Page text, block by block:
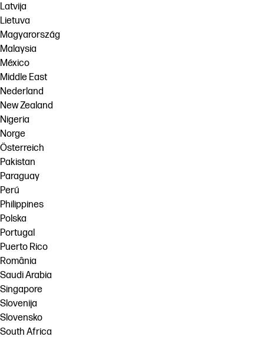
Latvija
Lietuva
Magyarország
Malaysia
México
Middle East
Nederland
New Zealand
Nigeria
Norge
Österreich
Pakistan
Paraguay
Perú
Philippines
Polska
Portugal
Puerto Rico
România
Saudi Arabia
Singapore
Slovenija
Slovensko
South Africa